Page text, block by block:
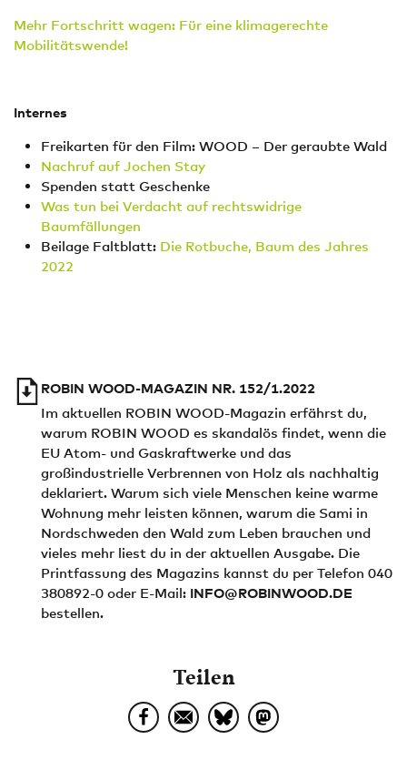
Mehr Fortschritt wagen: Für eine klimagerechte
Mobilitätswende!
Internes
Freikarten für den Film: WOOD – Der geraubte Wald
Nachruf auf Jochen Stay
Spenden statt Geschenke
Was tun bei Verdacht auf rechtswidrige
Baumfällungen
Beilage Faltblatt: Die Rotbuche, Baum des Jahres
2022
ROBIN WOOD-MAGAZIN NR. 152/1.2022
Im aktuellen ROBIN WOOD-Magazin erfährst du,
warum ROBIN WOOD es skandalös findet, wenn die
EU Atom- und Gaskraftwerke und das
großindustrielle Verbrennen von Holz als nachhaltig
deklariert. Warum sich viele Menschen keine warme
Wohnung mehr leisten können, warum die Sami in
Nordschweden den Wald zum Leben brauchen und
vieles mehr liest du in der aktuellen Ausgabe. Die
Printfassung des Magazins kannst du per Telefon 040
380892-0 oder E-Mail: INFO@ROBINWOOD.DE
bestellen.
Teilen